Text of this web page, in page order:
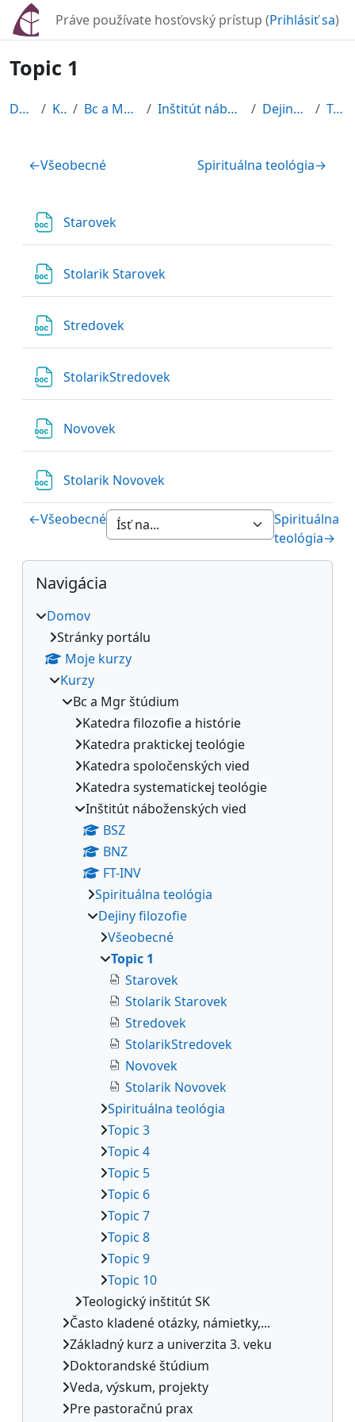
Preskočiť na hlavný obsah
Práve používate hosťovský prístup (Prihlásiť sa)
Topic 1
Domov Kurzy Bc a Mgr štúdium Inštitút náboženských vied Dejiny filozofie Topic 1
Osnova sekcie
←Všeobecné Spirituálna teológia→
Starovek
Stolarik Starovek
Stredovek
StolarikStredovek
Novovek
Stolarik Novovek
←Všeobecné
Spirituálna
teológia→
Bloky
Preskočiť Navigácia
Navigácia
Domov
Stránky portálu
Moje kurzy
Kurzy
Bc a Mgr štúdium
Katedra filozofie a histórie
Katedra praktickej teológie
Katedra spoločenských vied
Katedra systematickej teológie
Inštitút náboženských vied
BSZ
BNZ
FT-INV
Spirituálna teológia
Dejiny filozofie
Všeobecné
Topic 1
Starovek
Stolarik Starovek
Stredovek
StolarikStredovek
Novovek
Stolarik Novovek
Spirituálna teológia
Topic 3
Topic 4
Topic 5
Topic 6
Topic 7
Topic 8
Topic 9
Topic 10
Teologický inštitút SK
Často kladené otázky, námietky,...
Základný kurz a univerzita 3. veku
Doktorandské štúdium
Veda, výskum, projekty
Pre pastoračnú prax